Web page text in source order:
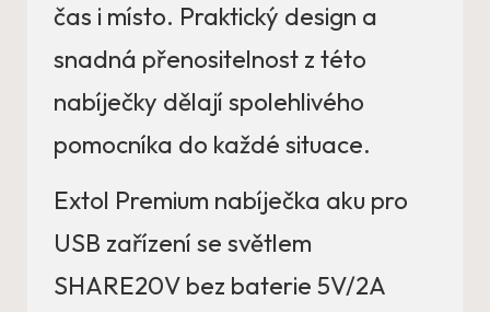
čas i místo. Praktický design a
snadná přenositelnost z této
nabíječky dělají spolehlivého
pomocníka do každé situace.
Extol Premium nabíječka aku pro
USB zařízení se světlem
SHARE20V bez baterie 5V/2A